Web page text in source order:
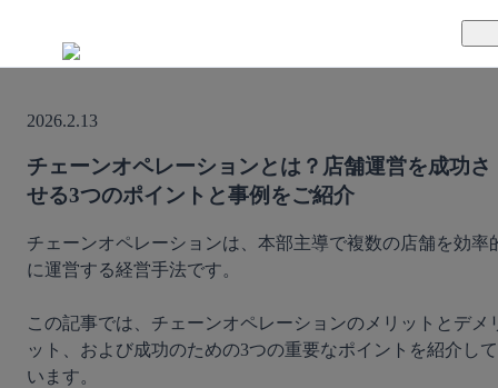
サポート体制
セキュリティ体制
導入事例
活用方法
運営会社
セミナー
2026.2.13
チェーンオペレーションとは？店舗運営を成功さ
せる3つのポイントと事例をご紹介
チェーンオペレーションは、本部主導で複数の店舗を効率
に運営する経営手法です。
この記事では、チェーンオペレーションのメリットとデメ
ット、および成功のための3つの重要なポイントを紹介して
います。